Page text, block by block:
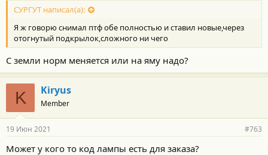
СУРГУТ написал(а):
Я ж говорю снимал птф обе полностью и ставил новые,через
отогнутый подкрылок,сложного ни чего
С земли норм меняется или на яму надо?
K Kiryus
Member
19 Июн 2021 #763
Может у кого то код лампы есть для заказа?